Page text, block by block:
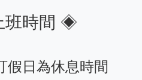
班時間 ◈
假日為休息時間